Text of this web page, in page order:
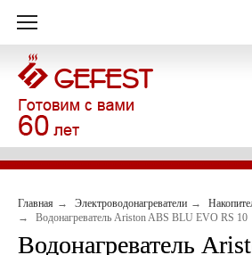
Главная Электроводонагреватели
Водонагреватель Ariston ABS BLU EVO RS 10
Водонагреватель